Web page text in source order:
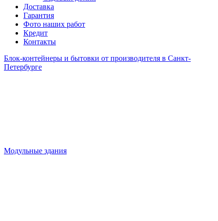
Доставка
Гарантия
Фото наших работ
Кредит
Контакты
Блок-контейнеры и бытовки от производителя в Санкт-
Петербурге
Модульные здания